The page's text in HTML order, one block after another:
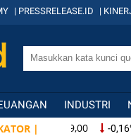
| PRESSRELEASE.ID |
INDUSTRI
| IDX